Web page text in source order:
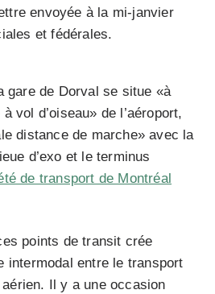
envoyée à la mi-janvier
et fédérales.
gare de Dorval se situe «à
vol d’oiseau» de l’aéroport,
distance de marche» avec la
d’exo et le terminus
de transport de Montréal
points de transit crée
intermodal entre le transport
Il y a une occasion